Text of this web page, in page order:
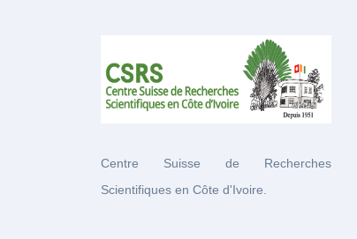
Centre Suisse de Recherches
Scientifiques en Côte d'Ivoire.